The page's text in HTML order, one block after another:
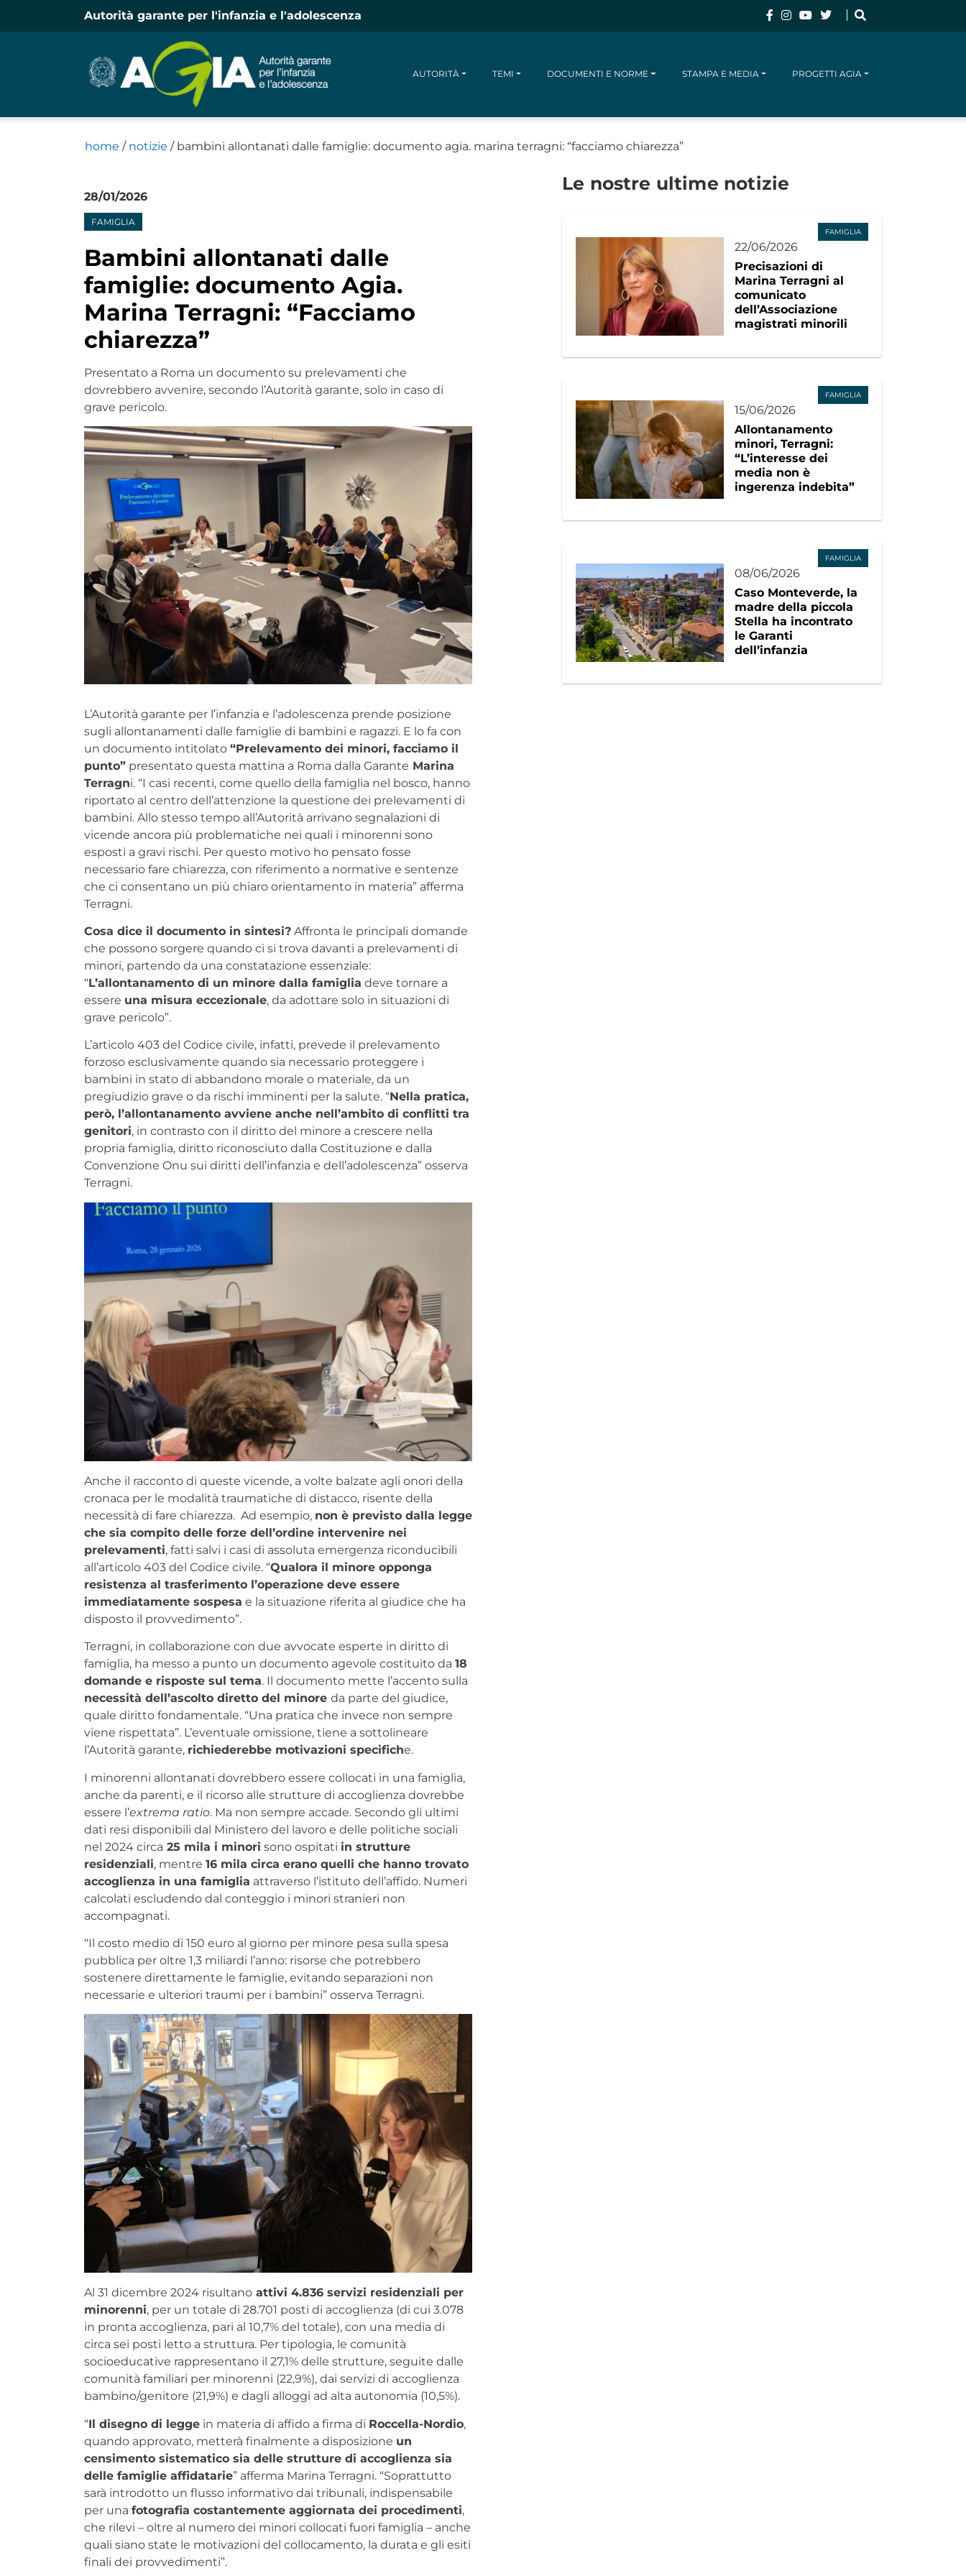
Autorità garante per l'infanzia e l'adolescenza
AUTORITÀ TEMI DOCUMENTI E NORME STAMPA E MEDIA PROGETTI AGIA
home / notizie / bambini allontanati dalle famiglie: documento agia. marina terragni: “facciamo chiarezza”
28/01/2026
FAMIGLIA
Bambini allontanati dalle
famiglie: documento Agia.
Marina Terragni: “Facciamo
chiarezza”
Presentato a Roma un documento su prelevamenti che
dovrebbero avvenire, secondo l’Autorità garante, solo in caso di
grave pericolo.
L’Autorità garante per l’infanzia e l’adolescenza prende posizione
sugli allontanamenti dalle famiglie di bambini e ragazzi. E lo fa con
un documento intitolato “Prelevamento dei minori, facciamo il
punto” presentato questa mattina a Roma dalla Garante Marina
Terragni. “I casi recenti, come quello della famiglia nel bosco, hanno
riportato al centro dell’attenzione la questione dei prelevamenti di
bambini. Allo stesso tempo all’Autorità arrivano segnalazioni di
vicende ancora più problematiche nei quali i minorenni sono
esposti a gravi rischi. Per questo motivo ho pensato fosse
necessario fare chiarezza, con riferimento a normative e sentenze
che ci consentano un più chiaro orientamento in materia” afferma
Terragni.
Cosa dice il documento in sintesi? Affronta le principali domande
che possono sorgere quando ci si trova davanti a prelevamenti di
minori, partendo da una constatazione essenziale:
“L’allontanamento di un minore dalla famiglia deve tornare a
essere una misura eccezionale, da adottare solo in situazioni di
grave pericolo”.
L’articolo 403 del Codice civile, infatti, prevede il prelevamento
forzoso esclusivamente quando sia necessario proteggere i
bambini in stato di abbandono morale o materiale, da un
pregiudizio grave o da rischi imminenti per la salute. “Nella pratica,
però, l’allontanamento avviene anche nell’ambito di conflitti tra
genitori, in contrasto con il diritto del minore a crescere nella
propria famiglia, diritto riconosciuto dalla Costituzione e dalla
Convenzione Onu sui diritti dell’infanzia e dell’adolescenza” osserva
Terragni.
Anche il racconto di queste vicende, a volte balzate agli onori della
cronaca per le modalità traumatiche di distacco, risente della
necessità di fare chiarezza. Ad esempio, non è previsto dalla legge
che sia compito delle forze dell’ordine intervenire nei
prelevamenti, fatti salvi i casi di assoluta emergenza riconducibili
all’articolo 403 del Codice civile. “Qualora il minore opponga
resistenza al trasferimento l’operazione deve essere
immediatamente sospesa e la situazione riferita al giudice che ha
disposto il provvedimento”.
Terragni, in collaborazione con due avvocate esperte in diritto di
famiglia, ha messo a punto un documento agevole costituito da 18
domande e risposte sul tema. Il documento mette l’accento sulla
necessità dell’ascolto diretto del minore da parte del giudice,
quale diritto fondamentale. “Una pratica che invece non sempre
viene rispettata”. L’eventuale omissione, tiene a sottolineare
l’Autorità garante, richiederebbe motivazioni specifiche.
I minorenni allontanati dovrebbero essere collocati in una famiglia,
anche da parenti, e il ricorso alle strutture di accoglienza dovrebbe
essere l’extrema ratio. Ma non sempre accade. Secondo gli ultimi
dati resi disponibili dal Ministero del lavoro e delle politiche sociali
nel 2024 circa 25 mila i minori sono ospitati in strutture
residenziali, mentre 16 mila circa erano quelli che hanno trovato
accoglienza in una famiglia attraverso l’istituto dell’affido. Numeri
calcolati escludendo dal conteggio i minori stranieri non
accompagnati.
“Il costo medio di 150 euro al giorno per minore pesa sulla spesa
pubblica per oltre 1,3 miliardi l’anno: risorse che potrebbero
sostenere direttamente le famiglie, evitando separazioni non
necessarie e ulteriori traumi per i bambini” osserva Terragni.
Al 31 dicembre 2024 risultano attivi 4.836 servizi residenziali per
minorenni, per un totale di 28.701 posti di accoglienza (di cui 3.078
in pronta accoglienza, pari al 10,7% del totale), con una media di
circa sei posti letto a struttura. Per tipologia, le comunità
socioeducative rappresentano il 27,1% delle strutture, seguite dalle
comunità familiari per minorenni (22,9%), dai servizi di accoglienza
bambino/genitore (21,9%) e dagli alloggi ad alta autonomia (10,5%).
“Il disegno di legge in materia di affido a firma di Roccella-Nordio,
quando approvato, metterà finalmente a disposizione un
censimento sistematico sia delle strutture di accoglienza sia
delle famiglie affidatarie” afferma Marina Terragni. “Soprattutto
sarà introdotto un flusso informativo dai tribunali, indispensabile
per una fotografia costantemente aggiornata dei procedimenti,
che rilevi – oltre al numero dei minori collocati fuori famiglia – anche
quali siano state le motivazioni del collocamento, la durata e gli esiti
finali dei provvedimenti”.
Le nostre ultime notizie
22/06/2026
Precisazioni di
Marina Terragni al
comunicato
dell’Associazione
magistrati minorili
FAMIGLIA
15/06/2026
Allontanamento
minori, Terragni:
“L’interesse dei
media non è
ingerenza indebita”
FAMIGLIA
08/06/2026
Caso Monteverde, la
madre della piccola
Stella ha incontrato
le Garanti
dell’infanzia
FAMIGLIA